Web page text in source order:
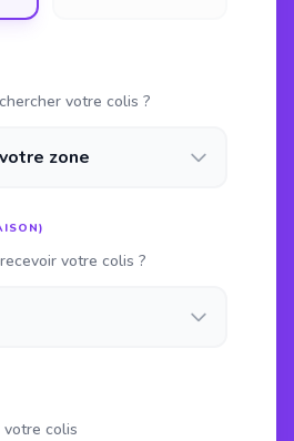
votre colis ?
votre colis ?
votre colis